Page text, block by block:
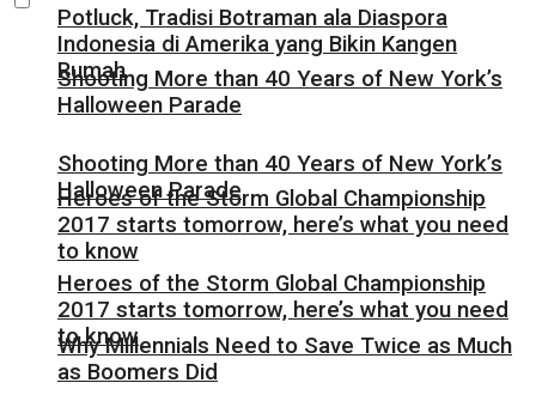
Shooting More than 40 Years of New York’s
Halloween Parade
Heroes of the Storm Global Championship
2017 starts tomorrow, here’s what you need
to know
Why Millennials Need to Save Twice as Much
as Boomers Did
Potluck, Tradisi Botraman ala Diaspora
Indonesia di Amerika yang Bikin Kangen
Rumah
Shooting More than 40 Years of New York’s
Halloween Parade
Heroes of the Storm Global Championship
2017 starts tomorrow, here’s what you need
to know